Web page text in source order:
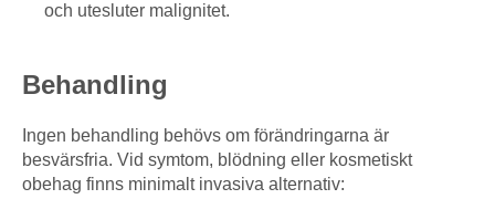
och utesluter malignitet.
Behandling
Ingen behandling behövs om förändringarna är
besvärsfria. Vid symtom, blödning eller kosmetiskt
obehag finns minimalt invasiva alternativ: